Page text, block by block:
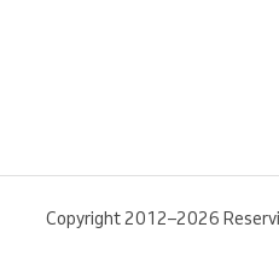
Copyright 2012–2026